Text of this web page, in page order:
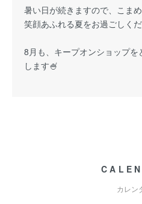
暑い日が続きますので、こま
笑顔あふれる夏をお過ごしく
8月も、キープオンショップ
します🍧
カレン